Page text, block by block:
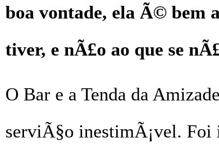
boa vontade, ela Ã© bem
tiver, e nÃ£o ao que se
O Bar e a Tenda da
serviÃ§o inestimÃ¡vel. Foi